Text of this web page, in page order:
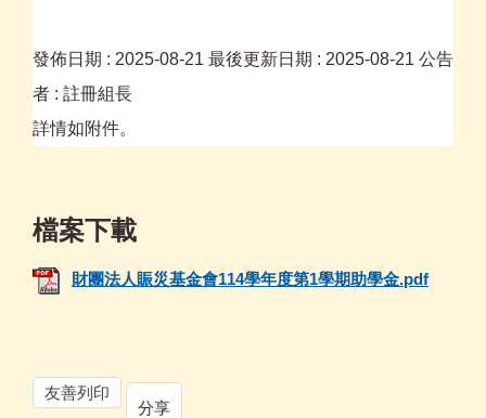
發佈日期 : 2025-08-21 最後更新日期 : 2025-08-21 公告
者 : 註冊組長
詳情如附件。
財團法人賑災基金會114學年度第1學期助學金.pdf
友善列印
分享